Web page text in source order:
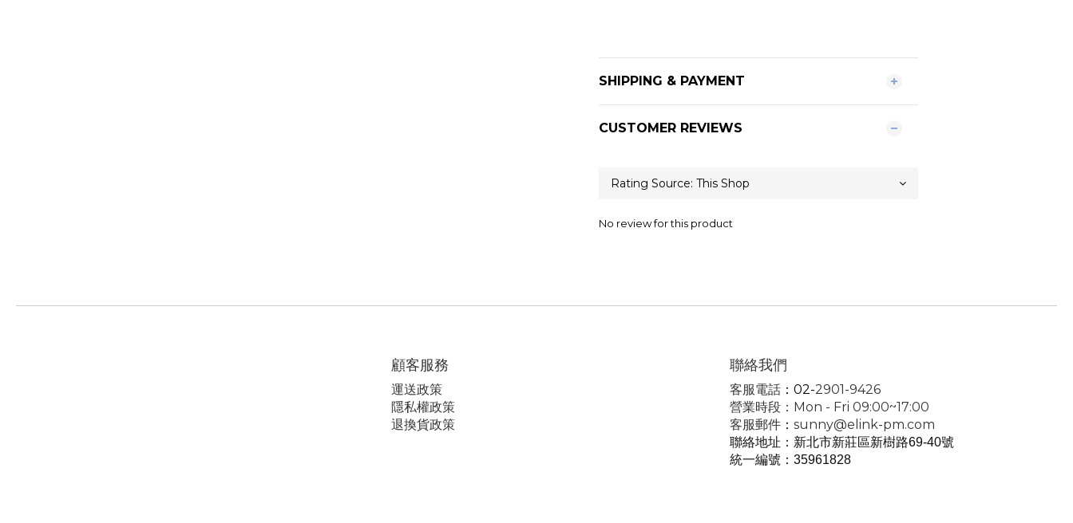
SHIPPING & PAYMENT
CUSTOMER REVIEWS
No review for this product
顧客服務
運送政策
隱私權政策
退換貨政策
聯絡我們
客服電話 ：02-2901-9426
營業時段：Mon - Fri 09:00~17:00
客服郵件 ： sunny@elink-pm.com
聯絡地址：新北市新莊區新樹路69-40號
統一編號 ：35961828